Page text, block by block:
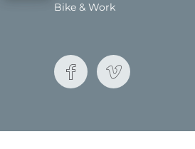
TOUR &
L'ALTO
INFO UTILI
Bike & Work